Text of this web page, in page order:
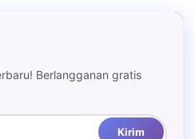
Berlangganan gratis
Kirim